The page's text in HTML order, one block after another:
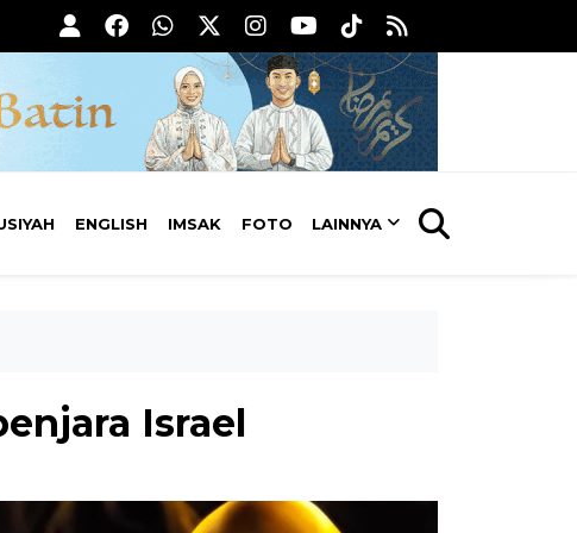
ENGLISH IMSAK FOTO LAINNYA
Israel